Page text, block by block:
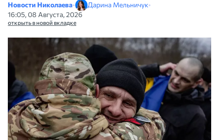
Новости Николаева• Дарина Мельничук•
16:05, 08 Августа, 2026
открыть в новой вкладке